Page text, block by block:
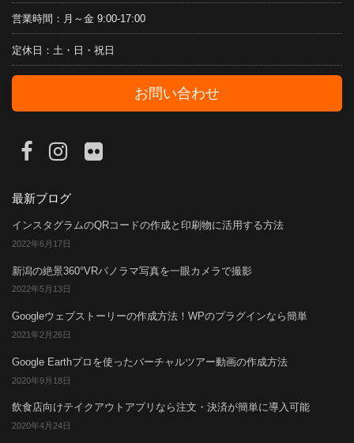
営業時間：月～金 9:00-17:00
定休日：土・日・祝日
お問い合わせ
最新ブログ
インスタグラムのQRコードの作成と印刷物に活用する方法
2022年6月17日
新潟の絶景360°VRパノラマ写真を一眼カメラで撮影
2022年5月13日
Googleウェブストーリーの作成方法！WPのプラグインなら簡単
2021年2月26日
Google Earthプロを使ったバーチャルツアー動画の作成方法
2020年9月18日
飲食店向けテイクアウトアプリなら注文・決済が簡単に導入可能
2020年4月24日